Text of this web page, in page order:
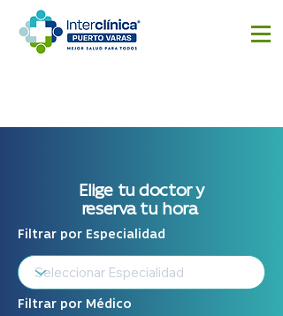
Elige tu doctor y
reserva tu hora
Filtrar por Especialidad
Filtrar por Médico